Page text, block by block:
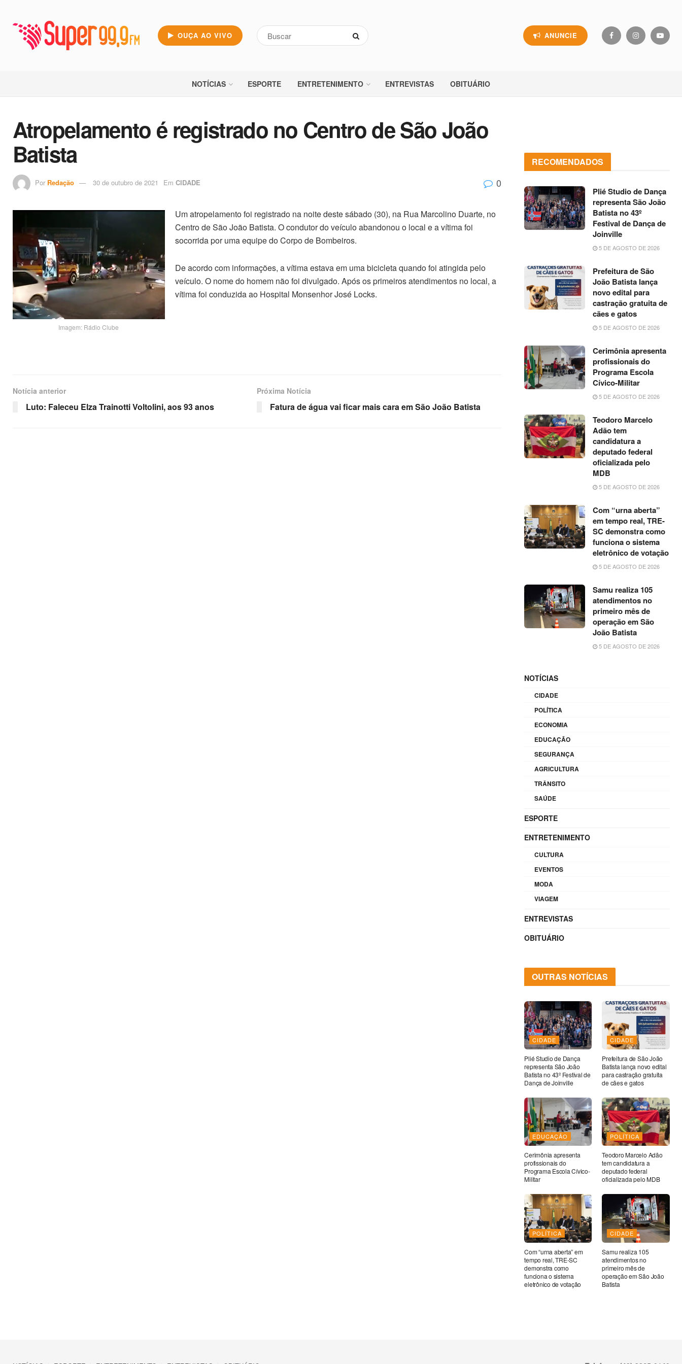
OUÇA AO VIVO ANUNCIE
NOTÍCIAS ESPORTE ENTRETENIMENTO ENTREVISTAS OBITUÁRIO
Atropelamento é registrado no Centro de São João
Batista
Por Redação 30 de outubro de 2021 Em CIDADE 0
Imagem: Rádio Clube
Um atropelamento foi registrado na noite deste sábado (30), na Rua Marcolino Duarte, no
Centro de São João Batista. O condutor do veículo abandonou o local e a vítima foi
socorrida por uma equipe do Corpo de Bombeiros.
De acordo com informações, a vítima estava em uma bicicleta quando foi atingida pelo
veículo. O nome do homem não foi divulgado. Após os primeiros atendimentos no local, a
vítima foi conduzida ao Hospital Monsenhor José Locks.
Notícia anterior
Luto: Faleceu Elza Trainotti Voltolini, aos 93 anos
Próxima Notícia
Fatura de água vai ficar mais cara em São João Batista
RECOMENDADOS
Plié Studio de Dança
representa São João
Batista no 43º
Festival de Dança de
Joinville
5 DE AGOSTO DE 2026
Prefeitura de São
João Batista lança
novo edital para
castração gratuita de
cães e gatos
5 DE AGOSTO DE 2026
Cerimônia apresenta
profissionais do
Programa Escola
Cívico-Militar
5 DE AGOSTO DE 2026
Teodoro Marcelo
Adão tem
candidatura a
deputado federal
oficializada pelo
MDB
5 DE AGOSTO DE 2026
Com “urna aberta”
em tempo real, TRE-
SC demonstra como
funciona o sistema
eletrônico de votação
5 DE AGOSTO DE 2026
Samu realiza 105
atendimentos no
primeiro mês de
operação em São
João Batista
5 DE AGOSTO DE 2026
NOTÍCIAS
CIDADE
POLÍTICA
ECONOMIA
EDUCAÇÃO
SEGURANÇA
AGRICULTURA
TRÂNSITO
SAÚDE
ESPORTE
ENTRETENIMENTO
CULTURA
EVENTOS
MODA
VIAGEM
ENTREVISTAS
OBITUÁRIO
OUTRAS NOTÍCIAS
CIDADE
Plié Studio de Dança
representa São João
Batista no 43º Festival de
Dança de Joinville
CIDADE
Prefeitura de São João
Batista lança novo edital
para castração gratuita
de cães e gatos
EDUCAÇÃO
Cerimônia apresenta
profissionais do
Programa Escola Cívico-
Militar
POLÍTICA
Teodoro Marcelo Adão
tem candidatura a
deputado federal
oficializada pelo MDB
POLÍTICA
Com “urna aberta” em
tempo real, TRE-SC
demonstra como
funciona o sistema
eletrônico de votação
CIDADE
Samu realiza 105
atendimentos no
primeiro mês de
operação em São João
Batista